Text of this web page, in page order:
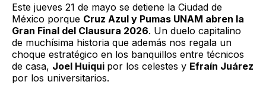
Este jueves 21 de mayo se detiene la Ciudad de
México porque Cruz Azul y Pumas UNAM abren la
Gran Final del Clausura 2026. Un duelo capitalino
de muchísima historia que además nos regala un
choque estratégico en los banquillos entre técnicos
de casa, Joel Huiqui por los celestes y Efraín Juárez
por los universitarios.